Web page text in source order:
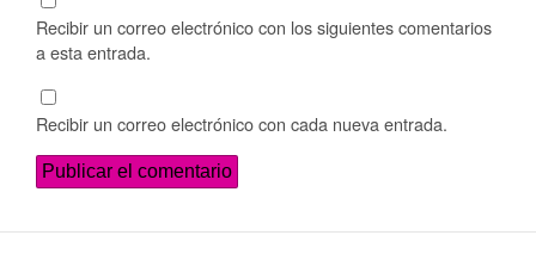
Recibir un correo electrónico con los siguientes comentarios
a esta entrada.
Recibir un correo electrónico con cada nueva entrada.